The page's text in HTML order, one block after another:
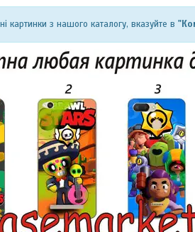
картинки з нашого каталогу, вказуйте в